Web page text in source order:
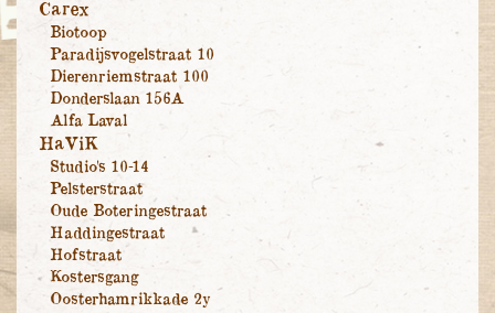
Carex
Biotoop
Paradijsvogelstraat 10
Dierenriemstraat 100
Donderslaan 156A
Alfa Laval
HaViK
Studio's 10-14
Pelsterstraat
Oude Boteringestraat
Haddingestraat
Hofstraat
Kostersgang
Oosterhamrikkade 2y